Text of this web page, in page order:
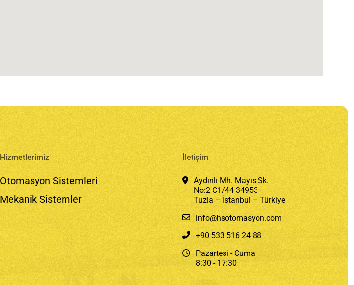
Hizmetlerimiz
Otomasyon Sistemleri
Mekanik Sistemler
İletişim
Aydınlı Mh. Mayıs Sk.
No:2 C1/44 34953
Tuzla – İstanbul – Türkiye
info@hsotomasyon.com
+90 533 516 24 88
Pazartesi - Cuma
8:30 - 17:30